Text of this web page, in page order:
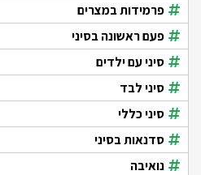
פרמידות במצרים
פעם ראשונה בסיני
סיני עם ילדים
סיני לבד
סיני כללי
סדנאות בסיני
נואיבה